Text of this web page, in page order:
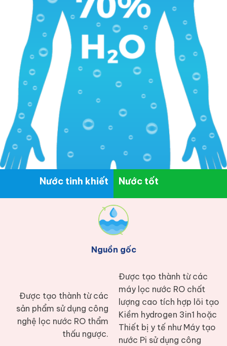
Nước tinh khiết Nước tốt
Được tạo thành từ các
sản phẩm sử dụng công
nghệ lọc nước RO thẩm
thấu ngược.
Nguồn gốc
Được tạo thành từ các
máy lọc nước RO chất
lượng cao tích hợp lõi tạo
Kiềm hydrogen 3in1 hoặc
Thiết bị y tế như Máy tạo
nước Pi sử dụng công